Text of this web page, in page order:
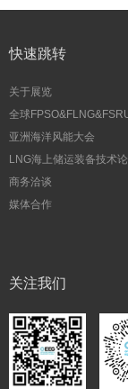
快速跳转
关于展览
全球
亚洲海洋风能大会
LNG海上储运装备技术
商务洽谈
媒体合作
关注我们